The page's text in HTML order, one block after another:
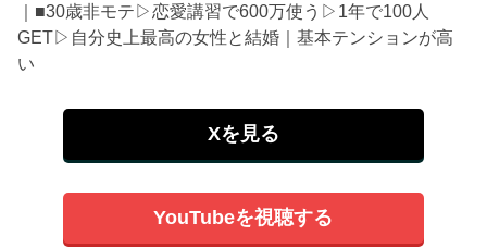
｜■30歳非モテ▷恋愛講習で600万使う▷1年で100人
GET▷自分史上最高の女性と結婚｜基本テンションが高
い
Xを見る
YouTubeを視聴する